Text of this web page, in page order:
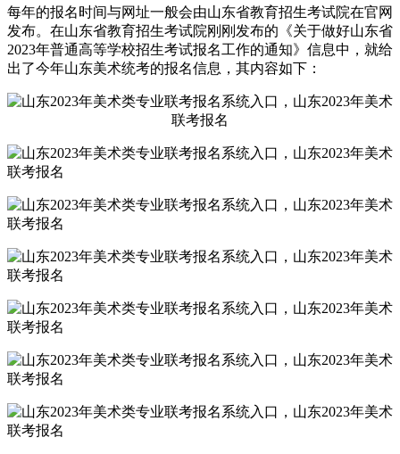
每年的报名时间与网址一般会由山东省教育招生考试院在官网
发布。在山东省教育招生考试院刚刚发布的《关于做好山东省
2023年普通高等学校招生考试报名工作的通知》信息中，就给
出了今年山东美术统考的报名信息，其内容如下：